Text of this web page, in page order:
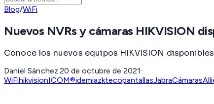
Blog/WiFi
Nuevos NVRs y cámaras HIKVISION
Conoce los nuevos equipos HIKVISION
Daniel Sánchez·20 de octubre de 2021·
WiFihikvisionICOM®idemiazktecopantallasJabraCámaras